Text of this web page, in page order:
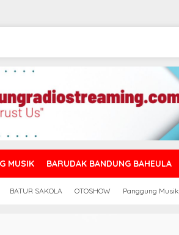
MUSIK BARUDAK BANDUNG BAHEULA
BATUR SAKOLA OTOSHOW Panggung Musik